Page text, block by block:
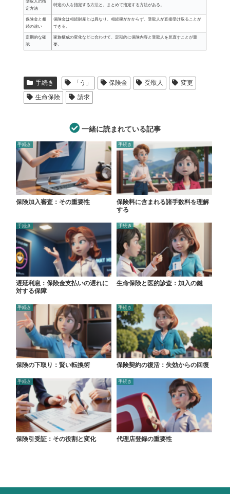
受取人の指
定方法
特定の人を指定する方法と、まとめて指定する方法がある。
保険金と相
続の違い
保険金は相続財産とは異なり、相続税がかからず、受取人が直接受け取ることが
できる。
定期的な確
認
家族構成の変化などに合わせて、定期的に保険内容と受取人を見直すことが重
要。
手続き 「う」 保険金 受取人
変更
生命保険
請求
一緒に読まれている記事
手続き
保険加入審査：その重要性
手続き
保険料に含まれる諸手数料を理解
する
手続き
遅延利息：保険金支払いの遅れに
対する保障
手続き
生命保険と医的診査：加入の鍵
手続き
保険の下取り：賢い転換術
手続き
保険契約の復活：失効からの回復
手続き
保険引受証：その役割と変化
手続き
代理店登録の重要性